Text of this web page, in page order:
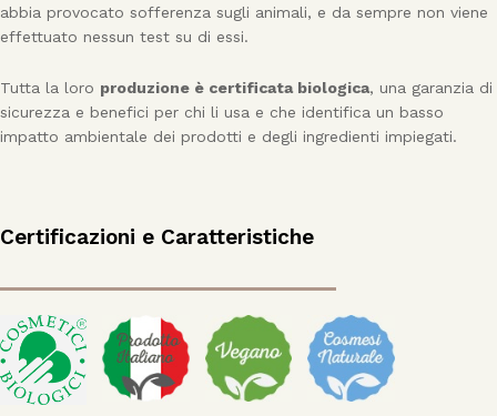
abbia provocato sofferenza sugli animali, e da sempre non viene
effettuato nessun test su di essi.
Tutta la loro produzione è certificata biologica, una garanzia di
sicurezza e benefici per chi li usa e che identifica un basso
impatto ambientale dei prodotti e degli ingredienti impiegati.
Certificazioni e Caratteristiche